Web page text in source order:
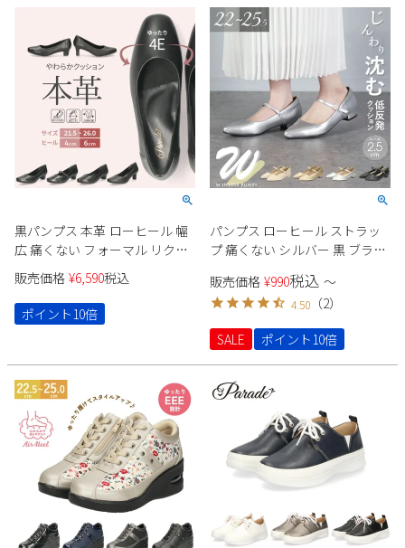
黒パンプス 本革 ローヒール 幅
広 痛くない フォーマル リクル
ート ビジネス 冠婚葬祭 4E ゆっ
たり幅 大きいサイズ 小さいサ
イズ ストラップ Parade
販売価格 ¥6,590税込
ポイント10倍
パンプス ローヒール ストラッ
プ 痛くない シルバー 黒 ブラッ
レディース ポインテッド ヒー
ル2cm Parade 23070
販売価格 ¥990税込 〜
4.50 （2）
SALE
ポイント10倍